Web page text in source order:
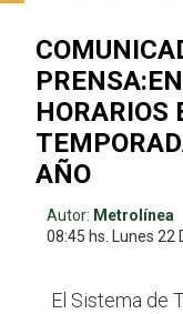
HORARIOS
AÑO
Autor: Metrolínea
08:45 hs. Lunes 22
El Sistema de